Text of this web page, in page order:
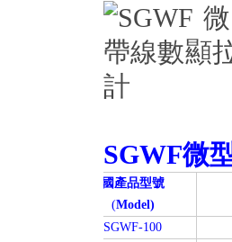
SGWF微
國產品型號
(Model)
SGWF-100